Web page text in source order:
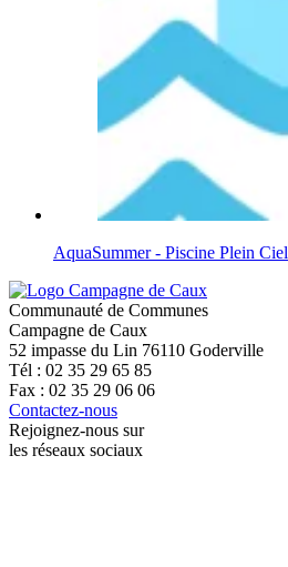
AquaSummer - Piscine Plein Ciel
Communauté de Communes
Campagne de Caux
52 impasse du Lin 76110 Goderville
Tél : 02 35 29 65 85
Fax : 02 35 29 06 06
Contactez-nous
Rejoignez-nous sur
les réseaux sociaux